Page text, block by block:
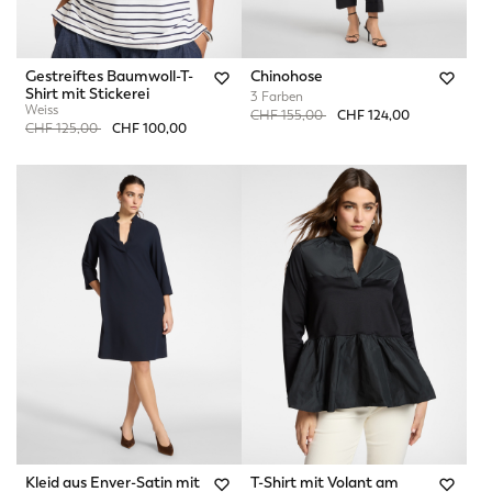
Gestreiftes Baumwoll-T-
Shirt mit Stickerei
Weiss
Price reduced from
CHF 125,00toCHF 100,00
Chinohose
3 Farben
Price reduced from
CHF 155,00toCHF 124,00
Kleid aus Enver-Satin mit
T-Shirt mit Volant am